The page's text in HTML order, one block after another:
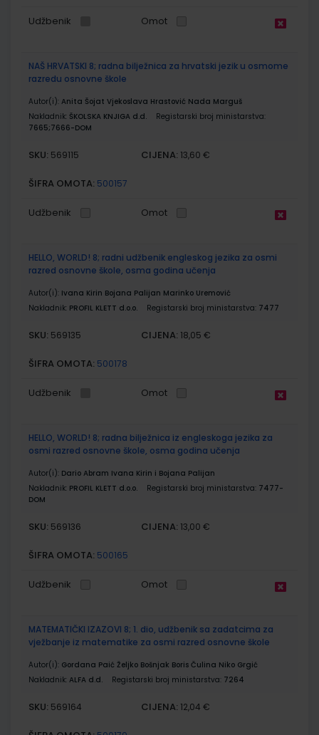
Udžbenik Omot
NAŠ HRVATSKI 8; radna bilježnica za hrvatski jezik u osmome
razredu osnovne škole
Autor(i): Anita Šojat Vjekoslava Hrastović Nada Marguš
Nakladnik: ŠKOLSKA KNJIGA d.d.
Registarski broj ministarstva:
7665;7666-DOM
SKU: 569115 CIJENA: 13,60 €
ŠIFRA OMOTA: 500157
Udžbenik Omot
HELLO, WORLD! 8; radni udžbenik engleskog jezika za osmi
razred osnovne škole, osma godina učenja
Autor(i): Ivana Kirin Bojana Palijan Marinko Uremović
Nakladnik: PROFIL KLETT d.o.o. Registarski broj ministarstva: 7477
SKU: 569135 CIJENA: 18,05 €
ŠIFRA OMOTA: 500178
Udžbenik Omot
HELLO, WORLD! 8; radna bilježnica iz engleskoga jezika za
osmi razred osnovne škole, osma godina učenja
Autor(i): Dario Abram Ivana Kirin i Bojana Palijan
Nakladnik: PROFIL KLETT d.o.o. Registarski broj ministarstva: 7477-
DOM
SKU: 569136 CIJENA: 13,00 €
ŠIFRA OMOTA: 500165
Udžbenik Omot
MATEMATIČKI IZAZOVI 8; 1. dio, udžbenik sa zadatcima za
vježbanje iz matematike za osmi razred osnovne škole
Autor(i): Gordana Paić Željko Bošnjak Boris Čulina Niko Grgić
Nakladnik: ALFA d.d. Registarski broj ministarstva: 7264
SKU: 569164 CIJENA: 12,04 €